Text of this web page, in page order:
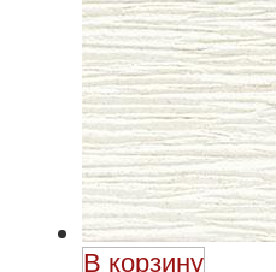
В корзину